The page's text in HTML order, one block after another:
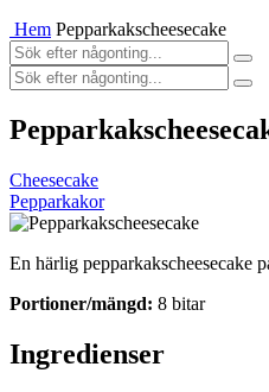
Hem Pepparkakscheesecake
Cheesecake
Pepparkakor
En härlig pepparkakscheesecake
Portioner/mängd: 8 bitar
Ingredienser